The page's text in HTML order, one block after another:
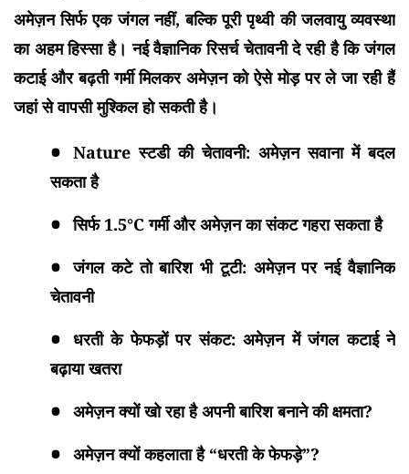
अमेज़न सिर्फ एक जंगल नहीं, बल्कि पूरी पृथ्वी की जलवायु व्यवस्था
का अहम हिस्सा है। नई वैज्ञानिक रिसर्च चेतावनी दे रही है कि जंगल
कटाई और बढ़ती गर्मी मिलकर अमेज़न को ऐसे मोड़ पर ले जा रही हैं
जहां से वापसी मुश्किल हो सकती है।
Nature स्टडी की चेतावनी: अमेज़न सवाना में बदल
सकता है
सिर्फ 1.5°C गर्मी और अमेज़न का संकट गहरा सकता है
जंगल कटे तो बारिश भी टूटी: अमेज़न पर नई वैज्ञानिक
चेतावनी
धरती के फेफड़ों पर संकट: अमेज़न में जंगल कटाई ने
बढ़ाया खतरा
अमेज़न क्यों खो रहा है अपनी बारिश बनाने की क्षमता?
अमेज़न क्यों कहलाता है “धरती के फेफड़े”?